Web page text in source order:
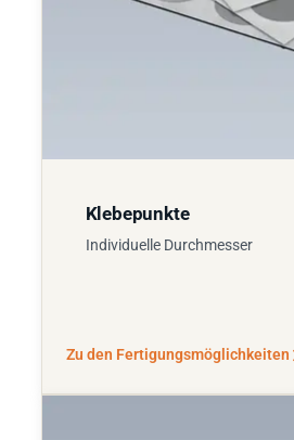
Klebepunkte
Individuelle Durchmesser
Zu den Fertigungsmöglichkeiten